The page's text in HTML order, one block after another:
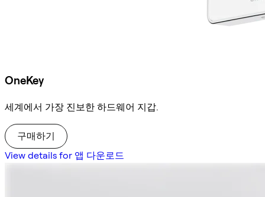
OneKey
세계에서 가장 진보한 하드웨어 지갑.
구매하기
View details for 앱 다운로드